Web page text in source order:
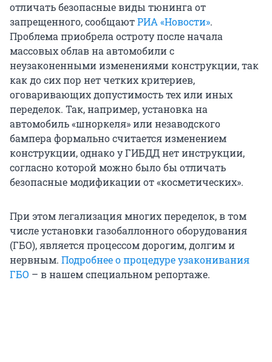
отличать безопасные виды тюнинга от
запрещенного, сообщаютРИА «Новости».
Проблема приобрела остроту после начала
массовых облав на автомобили с
неузаконенными изменениями конструкции, так
как до сих пор нет четких критериев,
оговаривающих допустимость тех или иных
переделок. Так, например, установка на
автомобиль «шноркеля» или незаводского
бампера формально считается изменением
конструкции, однако у ГИБДД нет инструкции,
согласно которой можно было бы отличать
безопасные модификации от «косметических».
При этом легализация многих переделок, в том
числе установки газобаллонного оборудования
(ГБО), является процессом дорогим, долгим и
нервным. Подробнее о процедуре узаконивания
ГБО – в нашем специальном репортаже.